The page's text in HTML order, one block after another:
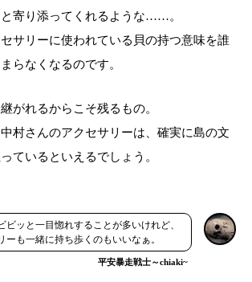
寄り添ってくれるような……。
サリーに使われている貝の持つ意味を誰
らなくなるのです。
がれるからこそ残るもの。
中村さんのアクセサリーは、確実に島の文
ているといえるでしょう。
ビッと一目惚れすることが多いけれど、
ーも一緒に持ち歩くのもいいなぁ。
平安暴走戦士～chiaki~